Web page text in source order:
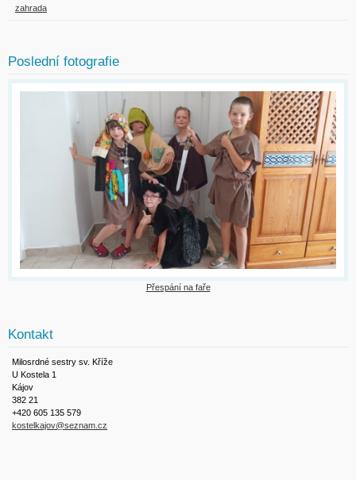
zahrada
Poslední fotografie
Přespání na faře
Kontakt
Milosrdné sestry sv. Kříže
U Kostela 1
Kájov
382 21
+420 605 135 579
kostelkajov@seznam.cz